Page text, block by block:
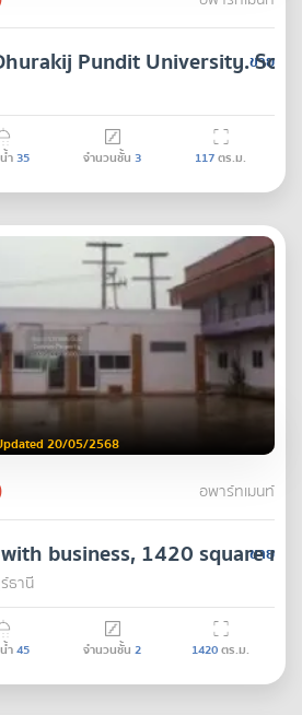
ขาย
Pundit University. Soi
ำ35 จำนวนชั้น 3 117ตร.ม.
20/05/2568
อพาร์ทเมนท์
ขาย
business, 1420 square
ธานี
ำ45 จำนวนชั้น 2 1420ตร.ม.